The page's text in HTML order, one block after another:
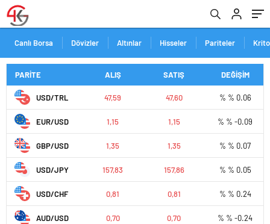
Canlı Borsa Dövizler Altınlar Hisseler Pariteler
PARİTE ALIŞ SATIŞ DEĞİŞİM
USD/TRL 47,59 47,60 % % 0.06
EUR/USD 1,15 1,15 % % -0.09
GBP/USD 1,35 1,35 % % 0.07
USD/JPY 157,83 157,86 % % 0.05
USD/CHF 0,81 0,81 % % 0.24
AUD/USD 0,70 0,70 % % -0.24